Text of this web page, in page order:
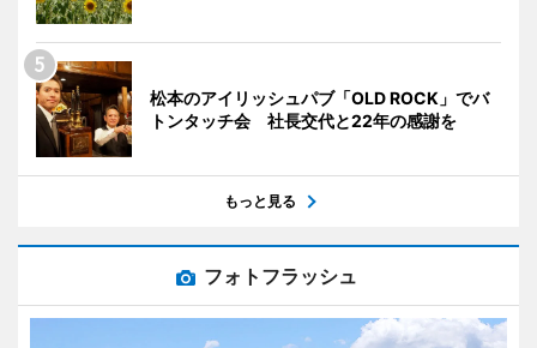
松本のアイリッシュパブ「OLD ROCK」でバ
トンタッチ会 社長交代と22年の感謝を
もっと見る
フォトフラッシュ